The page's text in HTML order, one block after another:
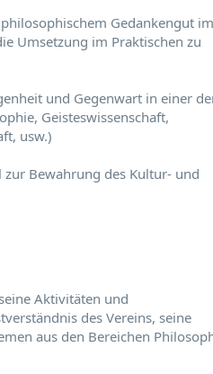
Gedankengut im
Umsetzung im Praktischen zu
und Gegenwart in einer
Geisteswissenschaft,
usw.)
Bewahrung des Kultur- und
Aktivitäten und
des Vereins, seine
aus den Bereichen